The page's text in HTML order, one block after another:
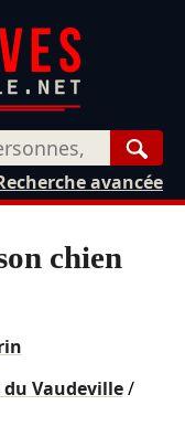
avancée
chien
Vaudeville/